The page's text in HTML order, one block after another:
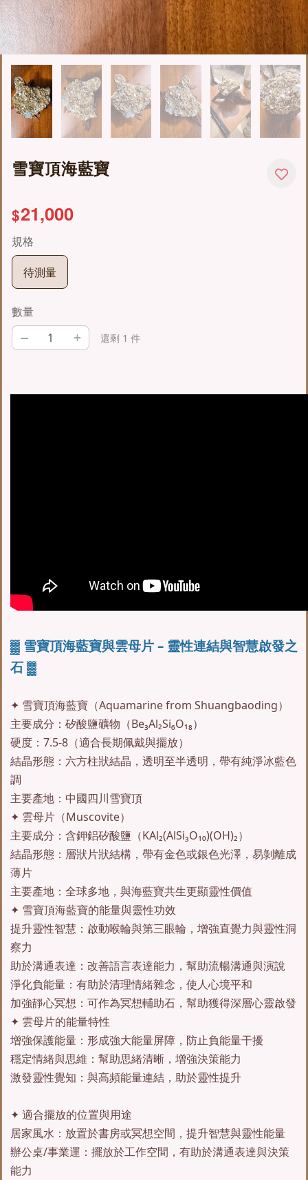
雪寶頂海藍寶
$21,000
規格
待測量
數量
– + 還剩 1 件
▓ 雪寶頂海藍寶與雲母片 – 靈性連結與智慧啟發之
石 ▓
✦ 雪寶頂海藍寶（Aquamarine from Shuangbaoding）
主要成分：矽酸鹽礦物（Be₃Al₂Si₆O₁₈）
硬度：7.5-8（適合長期佩戴與擺放）
結晶形態：六方柱狀結晶，透明至半透明，帶有純淨冰藍色
調
主要產地：中國四川雪寶頂
✦ 雲母片（Muscovite）
主要成分：含鉀鋁矽酸鹽（KAl₂(AlSi₃O₁₀)(OH)₂）
結晶形態：層狀片狀結構，帶有金色或銀色光澤，易剝離成
薄片
主要產地：全球多地，與海藍寶共生更顯靈性價值
✦ 雪寶頂海藍寶的能量與靈性功效
提升靈性智慧：啟動喉輪與第三眼輪，增強直覺力與靈性洞
察力
助於溝通表達：改善語言表達能力，幫助流暢溝通與演說
淨化負能量：有助於清理情緒雜念，使人心境平和
加強靜心冥想：可作為冥想輔助石，幫助獲得深層心靈啟發
✦ 雲母片的能量特性
增強保護能量：形成強大能量屏障，防止負能量干擾
穩定情緒與思維：幫助思緒清晰，增強決策能力
激發靈性覺知：與高頻能量連結，助於靈性提升
✦ 適合擺放的位置與用途
居家風水：放置於書房或冥想空間，提升智慧與靈性能量
辦公桌/事業運：擺放於工作空間，有助於溝通表達與決策
能力